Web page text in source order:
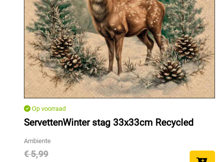
Op voorraad
ServettenWinter stag 33x33cm Recycled
Ambiente
€ 5,99